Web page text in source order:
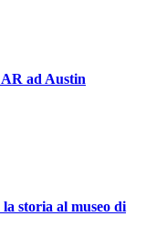
ad Austin
storia al museo di